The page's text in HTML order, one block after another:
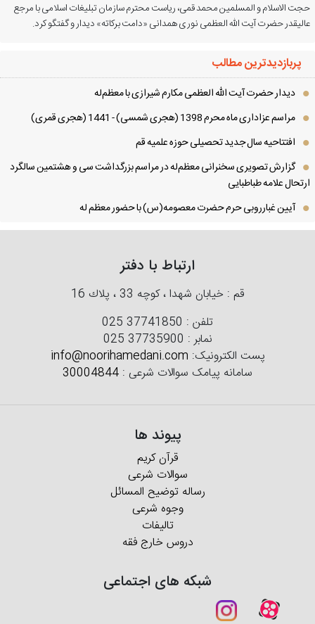
الاسلام و المسلمین محمد قمی، ریاست محترم سازمان تبلیغات اسلامی با مرجع
حضرت آیت الله العظمی نوری همدانی «دامت برکاته» دیدار و گفتگو کرد.
پربازدیدترین مطالب
دیدار حضرت آیت الله العظمی مكارم شیرازی با معظم‌له
مراسم عزاداری ماه محرم 1398 (هجری شمسی) - 1441 (هجری قمری)
افتتاحیه سال جدید تحصیلی حوزه علمیه قم
گزارش تصویری سخنرانی معظم‌له در مراسم بزرگداشت سی و هشتمین سالگرد
علامه طباطبایی
آیین غبارروبی حرم حضرت معصومه(س) با حضور معظم له
ارتباط با دفتر
قم : خیابان شهدا ، كوچه 33 ، پلاك 16
تلفن :025 37741850
نمابر :025 37735900
پست الکترونیک:info@noorihamedani.com
سامانه پیامک سوالات شرعی : 30004844
پیوند ها
قرآن کریم
سوالات شرعی
رساله توضیح المسائل
وجوه شرعی
تالیفات
دروس خارج فقه
شبکه های اجتماعی